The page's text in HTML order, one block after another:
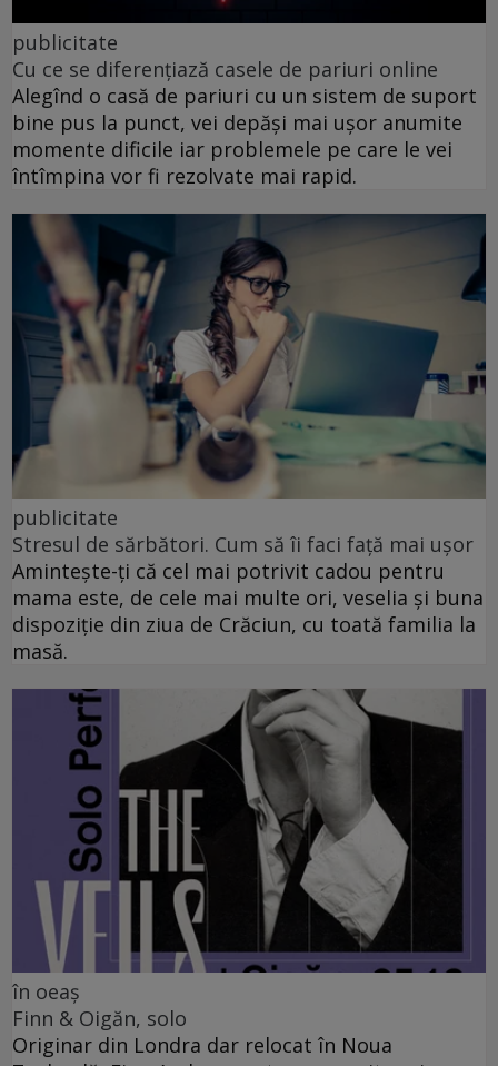
publicitate
Cu ce se diferențiază casele de pariuri online
Alegînd o casă de pariuri cu un sistem de suport
bine pus la punct, vei depăși mai ușor anumite
momente dificile iar problemele pe care le vei
întîmpina vor fi rezolvate mai rapid.
publicitate
Stresul de sărbători. Cum să îi faci față mai ușor
Amintește-ți că cel mai potrivit cadou pentru
mama este, de cele mai multe ori, veselia și buna
dispoziție din ziua de Crăciun, cu toată familia la
masă.
în oeaș
Finn & Oigăn, solo
Originar din Londra dar relocat în Noua